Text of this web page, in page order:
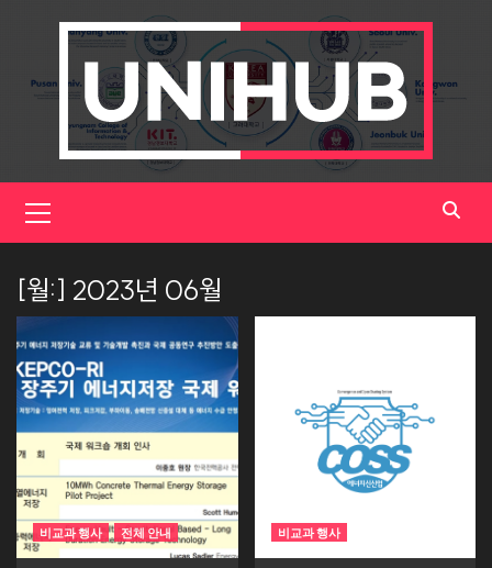
Menu
[월:] 2023년 06월
비교과 행사 전체 안내 비교과 행사